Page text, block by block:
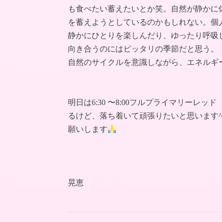
も食べたい蓄えたいとか笑。自然が静か
を蓄えようとしているのかもしれない。
静かにひとりを楽しんだり、ゆったり呼
向き合うのにはピッタリの季節だと思う。
自然のサイクルを意識しながら、エネル
明日は6:30 〜8:00フルプライマリーレッ
るけど、落ち着いて頑張りたいと思いま
願いします
晃恵